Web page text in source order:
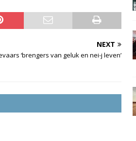
NEXT
‘brengers van geluk en nei-j leven’